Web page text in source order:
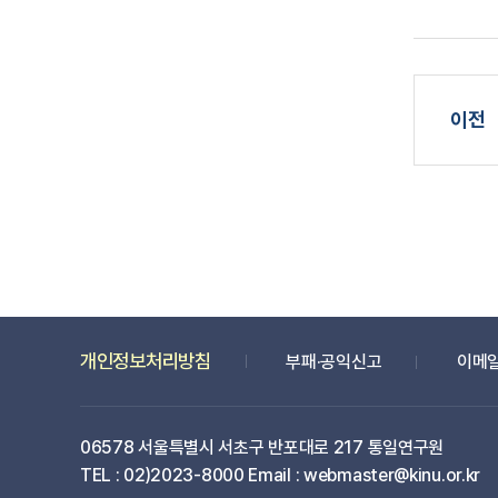
개인정보처리방침 부패·공익신고 이메
06578 서울특별시 서초구 반포대로 217 통일연구원
TEL : 02)2023-8000 Email : webmaster@kinu.or.kr